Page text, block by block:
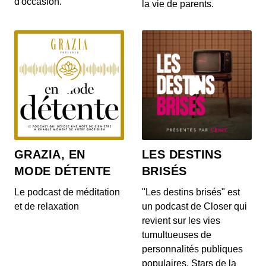
Le Range Rover et le Range Rover Sport s’offrent
quelques nouveautés ! On en parle dans...
S12E140: L'actu auto du 17 juillet 2020
00:04:05 - IL Y A 6 ANS
Au menu de ce vendredi 17 juillet : la découverte
du Cupra Formentor, la présentation de...
S12E139: L'actu auto du 16 juillet 2020
00:03:46 - IL Y A 6 ANS
Au menu du JT du jour : la Mercedes-AMG GT
Black Series, la Porsche 911 Turbo et le Ford...
S12E138: L'actu auto du 15 juillet 2020
00:03:40 - IL Y A 6 ANS
la vie de parents.
GRAZIA, EN
MODE DÉTENTE
Le podcast de méditation
et de relaxation
LES DESTINS
BRISÉS
"Les destins brisés" est
un podcast de Closer qui
revient sur les vies
tumultueuses de
personnalités publiques
populaires. Stars de la